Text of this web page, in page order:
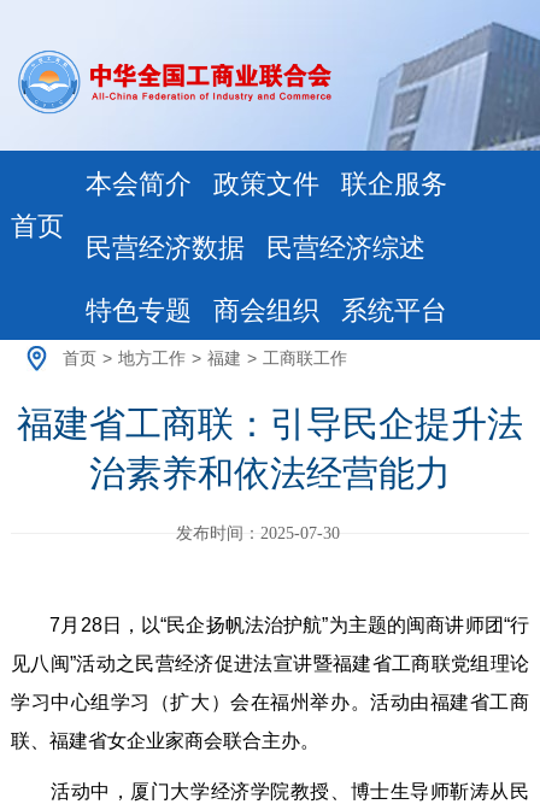
首页
本会简介 政策文件 联企服务
民营经济数据 民营经济综述
特色专题 商会组织 系统平台
首页 > 地方工作 > 福建 > 工商联工作
福建省工商联：引导民企提升法
治素养和依法经营能力
发布时间：2025-07-30
7月28日，以“民企扬帆法治护航”为主题的闽商讲师团“行
见八闽”活动之民营经济促进法宣讲暨福建省工商联党组理论
学习中心组学习（扩大）会在福州举办。活动由福建省工商
联、福建省女企业家商会联合主办。
活动中，厦门大学经济学院教授、博士生导师靳涛从民